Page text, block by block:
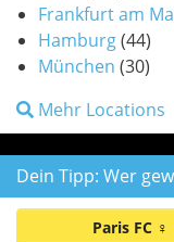
Frankfurt am
Hamburg(44)
München (30)
Mehr Locations
Dein Tipp: Wer
Paris FC ♀